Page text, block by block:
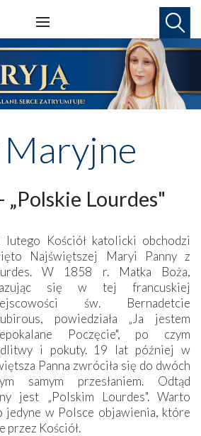
„Polskie Lourdes"
lutego Kościół katolicki obchodzi
Najświętszej Maryi Panny z
W 1858 r. Matka Boża,
się w tej francuskiej
św. Bernadetcie
powiedziała „Ja jestem
Poczęcie", po czym
i pokuty. 19 lat później w
Panna zwróciła się do dwóch
samym przesłaniem. Odtąd
jest „Polskim Lourdes". Warto
jedyne w Polsce objawienia, które
przez Kościół.